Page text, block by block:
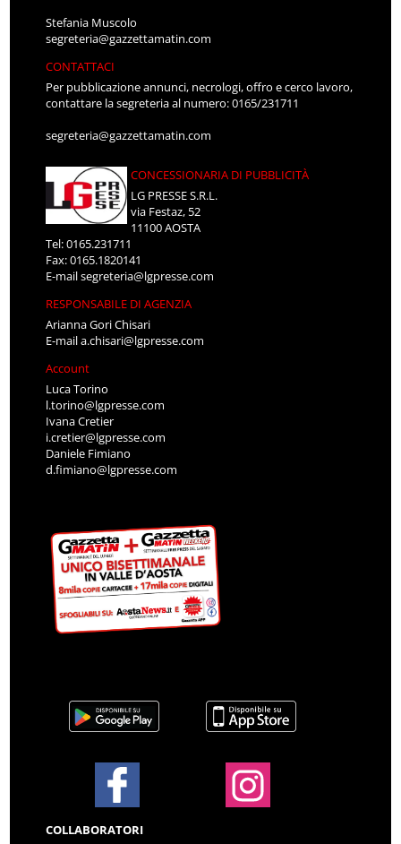
Stefania Muscolo
segreteria@gazzettamatin.com
CONTATTACI
Per pubblicazione annunci, necrologi, offro e cerco lavoro,
contattare la segreteria al numero: 0165/231711
segreteria@gazzettamatin.com
CONCESSIONARIA DI PUBBLICITÀ
LG PRESSE S.R.L.
via Festaz, 52
11100 AOSTA
Tel: 0165.231711
Fax: 0165.1820141
E-mailsegreteria@lgpresse.com
RESPONSABILE DI AGENZIA
Arianna Gori Chisari
E-maila.chisari@lgpresse.com
Account
Luca Torino
l.torino@lgpresse.com
Ivana Cretier
i.cretier@lgpresse.com
Daniele Fimiano
d.fimiano@lgpresse.com
COLLABORATORI